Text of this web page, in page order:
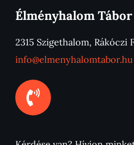
Élményhalom Tábor
2315 Szigethalom, Rákóczi
info@elmenyhalomtabor.hu